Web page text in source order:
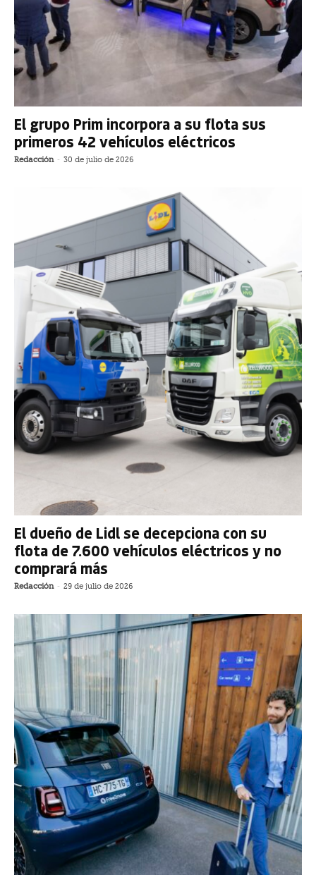
El grupo Prim incorpora a su flota sus
primeros 42 vehículos eléctricos
Redacción - 30 de julio de 2026
El dueño de Lidl se decepciona con su
flota de 7.600 vehículos eléctricos y no
comprará más
Redacción - 29 de julio de 2026